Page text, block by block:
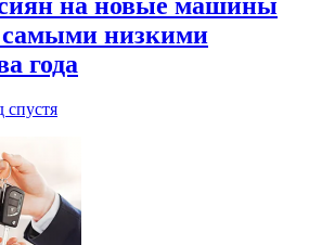
самыми низкими
года
спустя